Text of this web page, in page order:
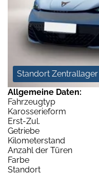
Standort Zentrallager
Allgemeine Daten:
Fahrzeugtyp
Karosserieform
Erst-Zul.
Getriebe
Kilometerstand
Anzahl der Türen
Farbe
Standort